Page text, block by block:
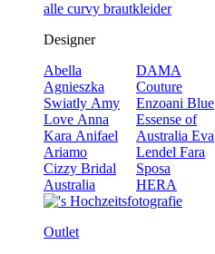
alle curvy brautkleider
Designer
Abella
Agnieszka
Swiatly Amy
Love Anna
Kara Anifael
Ariamo
Cizzy Bridal
Australia
DAMA
Couture
Enzoani Blue
Essense of
Australia Eva
Lendel Fara
Sposa
HERA
Outlet